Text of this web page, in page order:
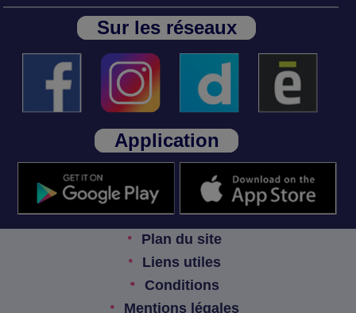
Sur les réseaux
Application
Plan du site
Liens utiles
Conditions
Mentions légales